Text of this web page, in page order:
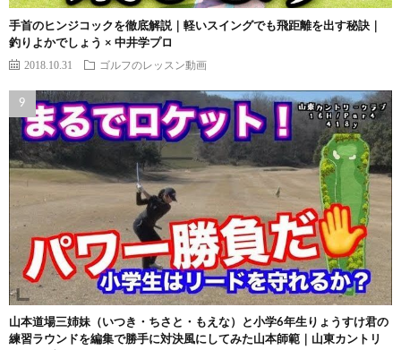
手首のヒンジコックを徹底解説｜軽いスイングでも飛距離を出す秘訣｜
釣りよかでしょう × 中井学プロ
2018.10.31 ゴルフのレッスン動画
山本道場三姉妹（いつき・ちさと・もえな）と小学6年生りょうすけ君の
練習ラウンドを編集で勝手に対決風にしてみた山本師範｜山東カントリ